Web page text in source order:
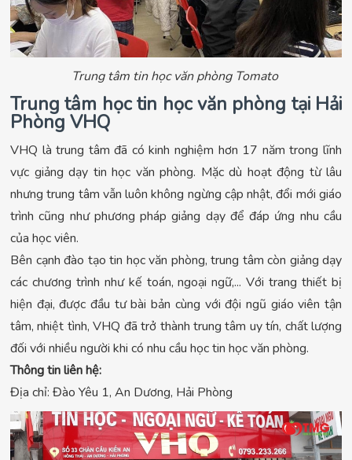
Trung tâm tin học văn phòng Tomato
Trung tâm học tin học văn phòng tại Hải
Phòng VHQ
VHQ là trung tâm đã có kinh nghiệm hơn 17 năm trong lĩnh
vực giảng dạy tin học văn phòng. Mặc dù hoạt động từ lâu
nhưng trung tâm vẫn luôn không ngừng cập nhật, đổi mới giáo
trình cũng như phương pháp giảng dạy để đáp ứng nhu cầu
của học viên.
Bên cạnh đào tạo tin học văn phòng, trung tâm còn giảng dạy
các chương trình như kế toán, ngoại ngữ,... Với trang thiết bị
hiện đại, được đầu tư bài bản cùng với đội ngũ giáo viên tận
tâm, nhiệt tình, VHQ đã trở thành trung tâm uy tín, chất lượng
đối với nhiều người khi có nhu cầu học tin học văn phòng.
Thông tin liên hệ:
Địa chỉ: Đào Yêu 1, An Dương, Hải Phòng